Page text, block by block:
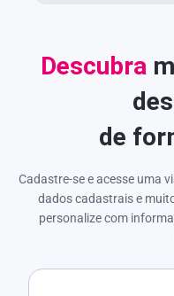
Descubra
de
Cadastre-se e acesse uma
dados cadastrais e
personalize com